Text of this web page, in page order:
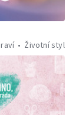
Životní styl